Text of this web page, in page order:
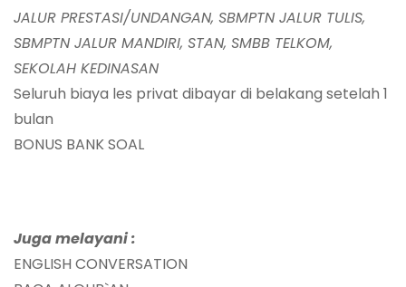
JALUR PRESTASI/UNDANGAN, SBMPTN JALUR TULIS,
SBMPTN JALUR MANDIRI, STAN, SMBB TELKOM,
SEKOLAH KEDINASAN
Seluruh biaya les privat dibayar di belakang setelah 1
bulan
BONUS BANK SOAL
Juga melayani :
ENGLISH CONVERSATION